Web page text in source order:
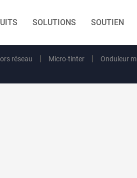
SOLUTIONS SOUTIEN
réseau Micro-tinter Onduleur